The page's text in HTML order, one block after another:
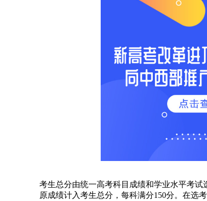
考生总分由统一高考科目成绩和学业水平考
原成绩计入考生总分，每科满分150分。在选